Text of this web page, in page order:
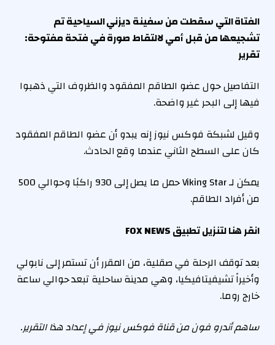
الفتاة التي سقطت من سفينة ديزني السياحية تم
تشجيعها من قبل أمي لالتقاط صورة في فتحة مفتوحة:
تقرير
التفاصيل حول عضو الطاقم المفقود والظروف التي ذهبوا
فيها إلى البحر غير واضحة.
وقيل لشبكة فوكس نيوز إنه يبدو أن عضو الطاقم المفقود
كان على السطح الثاني عندما وقع الحادث.
يمكن لـ Viking Star حمل ما يصل إلى 930 راكبًا وحوالي 500
من أفراد الطاقم.
انقر هنا لتنزيل تطبيق FOX NEWS
بعد توقف الرحلة في صقلية، من المقرر أن تستمر إلى نابولي
وأخيراً تشيفيتافيكيا، وهي مدينة ساحلية تبعد حوالي ساعة
خارج روما.
ساهم أندرو فون من قناة فوكس نيوز في إعداد هذا التقرير.